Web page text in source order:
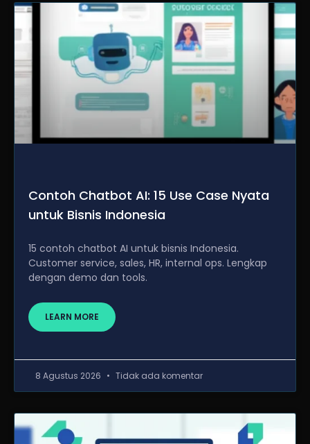
Contoh Chatbot AI: 15 Use Case Nyata
untuk Bisnis Indonesia
15 contoh chatbot AI untuk bisnis Indonesia.
Customer service, sales, HR, internal ops. Lengkap
dengan demo dan tools.
LEARN MORE
8 Agustus 2026 Tidak ada komentar